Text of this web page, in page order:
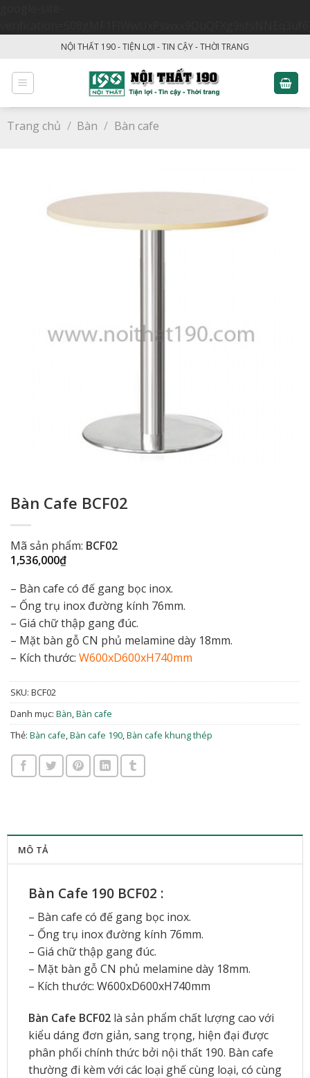
content
NỘI THẤT 190 - TIỆN LỢI - TIN CẬY - THỜI TRANG
Trang chủ / Bàn / Bàn cafe
Bàn Cafe BCF02
Mã sản phẩm: BCF02
1,536,000₫
– Bàn cafe có đế gang bọc inox.
– Ống trụ inox đường kính 76mm.
– Giá chữ thập gang đúc.
– Mặt bàn gỗ CN phủ melamine dày 18mm.
– Kích thước: W600xD600xH740mm
SKU: BCF02
Danh mục: Bàn,Bàn cafe
Thẻ: Bàn cafe,Bàn cafe 190,Bàn cafe khung thép
MÔ TẢ
Bàn Cafe 190 BCF02 :
– Bàn cafe có đế gang bọc inox.
– Ống trụ inox đường kính 76mm.
– Giá chữ thập gang đúc.
– Mặt bàn gỗ CN phủ melamine dày 18mm.
– Kích thước: W600xD600xH740mm
Bàn Cafe BCF02 là sản phẩm chất lượng cao với
kiểu dáng đơn giản, sang trọng, hiện đại được
phân phối chính thức bởi nội thất 190. Bàn cafe
thường đi kèm với các loại ghế cùng loại, có cùng